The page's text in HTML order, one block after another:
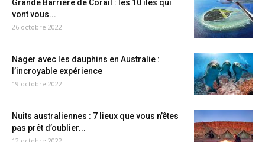
Grande Barrière de Corail : les 10 îles qui
vont vous...
26 octobre 2022
Nager avec les dauphins en Australie :
l’incroyable expérience
19 octobre 2022
Nuits australiennes : 7 lieux que vous n’êtes
pas prêt d’oublier...